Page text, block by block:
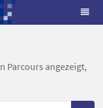
Parcours angezeigt,